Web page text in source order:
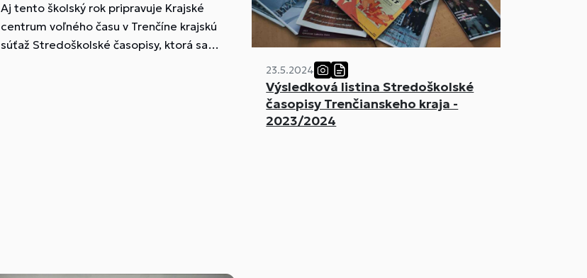
Aj tento školský rok pripravuje Krajské
centrum voľného času v Trenčíne krajskú
súťaž Stredoškolské časopisy, ktorá sa
23.5.2024
Výsledková listina Stredoškolské
časopisy Trenčianskeho kraja -
2023/2024